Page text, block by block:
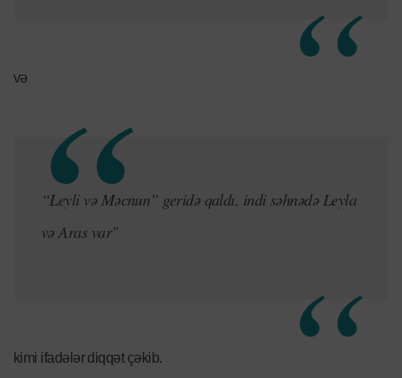
və
“Leyli və Məcnun” geridə qaldı, indi səhnədə Leyla
və Aras var"
kimi ifadələr diqqət çəkib.